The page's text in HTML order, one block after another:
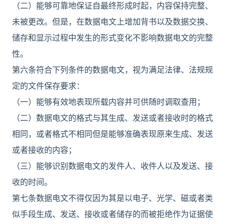
（二）能够可靠地保证自最终形成时起，内容保持完整、
未被更改。但是，在数据电文上增加背书以及数据交换、
储存和显示过程中发生的形式变化不影响数据电文的完整
性。
第六条符合下列条件的数据电文，视为满足法律、法规规
定的文件保存要求：
（一）能够有效地表现所载内容并可供随时调取查用；
（二）数据电文的格式与其生成、发送或者接收时的格式
相同，或者格式不相同但是能够准确表现原来生成、发送
或者接收的内容；
（三）能够识别数据电文的发件人、收件人以及发送、接
收的时间。
第七条数据电文不得仅因为其是以电子、光学、磁或者类
似手段生成、发送、接收或者储存的而被拒绝作为证据使